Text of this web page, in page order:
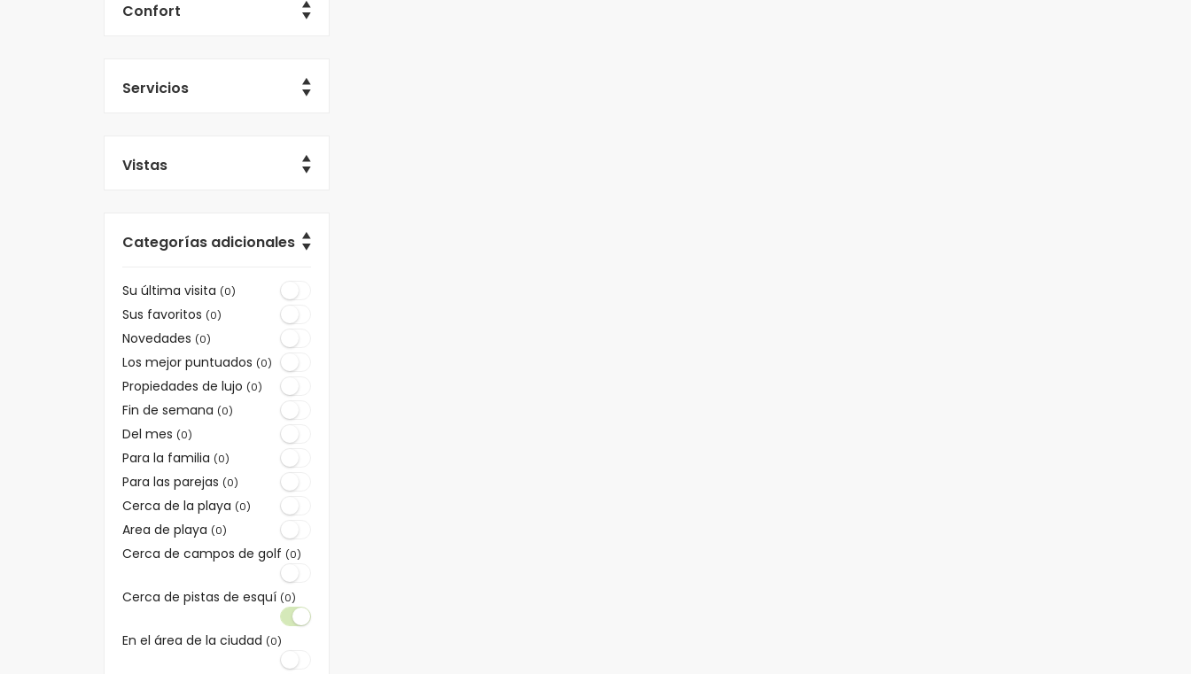
Confort
Servicios
Vistas
Categorías adicionales
Su última visita (0)
Sus favoritos (0)
Novedades (0)
Los mejor puntuados (0)
Propiedades de lujo (0)
Fin de semana (0)
Del mes (0)
Para la familia (0)
Para las parejas (0)
Cerca de la playa (0)
Area de playa (0)
Cerca de campos de golf (0)
Cerca de pistas de esquí (0)
En el área de la ciudad (0)